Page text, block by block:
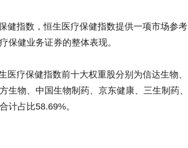
健指数，恒生医疗保健指数提供一项市场参考
保健业务证券的整体表现。
疗保健指数前十大权重股分别为信达生物、
生物、中国生物制药、京东健康、三生制药、
计占比58.69%。